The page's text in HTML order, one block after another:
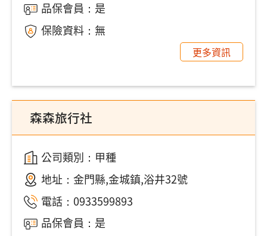
品保會員：是
保險資料：無
更多資訊
森森旅行社
公司類別：甲種
地址： 金門縣,金城鎮,浴井32號
電話： 0933599893
品保會員：是